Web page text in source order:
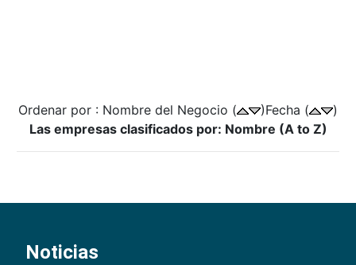
Ordenar por : Nombre del Negocio ( )Fecha (
)
Las empresas clasificados por: Nombre (A to Z)
Noticias